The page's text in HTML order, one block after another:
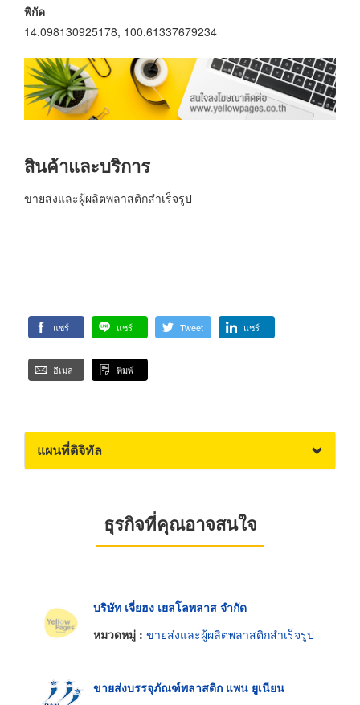
พิกัด
14.098130925178, 100.61337679234
สินค้าและบริการ
ขายส่งและผู้ผลิตพลาสติกสำเร็จรูป
แชร์ แชร์ Tweet แชร์
อีเมล พิมพ์
แผนที่ดิจิทัล
ธุรกิจที่คุณอาจสนใจ
บริษัท เจี่ยฮง เยลโลพลาส จำกัด
หมวดหมู่ : ขายส่งและผู้ผลิตพลาสติกสำเร็จรูป
ขายส่งบรรจุภัณฑ์พลาสติก แพน ยูเนียน